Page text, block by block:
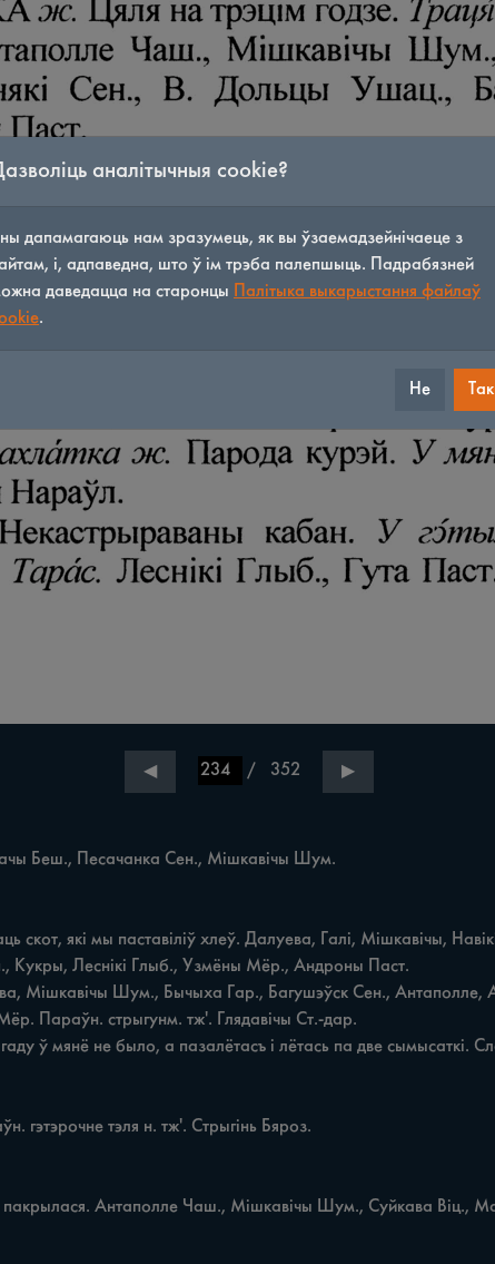
◀ / 352 ▶
Kyкры, Леснікі Глыб., Узмёны Мёр., Андроны Паст.
Параўн. стрыгунм. тж'. Глядавічы Ст.-дар.
аналітычныя cookie?
дапамагаюць нам зразумець, як вы ўзаемадзейнічаеце з
і, адпаведна, што ў ім трэба палепшыць. Падрабязней
даведацца на старонцы Палітыка выкарыстання файлаў
.
Не Так